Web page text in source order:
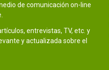
de comunicación on-line
entrevistas, TV, etc. y
y actualizada sobre el